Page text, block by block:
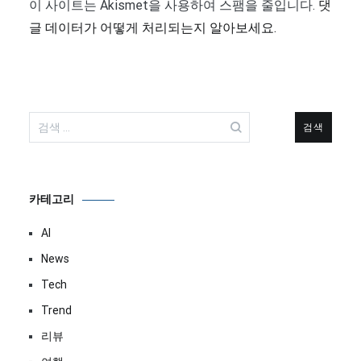
이 사이트는 Akismet을 사용하여 스팸을 줄입니다. 댓
글 데이터가 어떻게 처리되는지 알아보세요.
색:
카테고리
AI
News
Tech
Trend
리뷰